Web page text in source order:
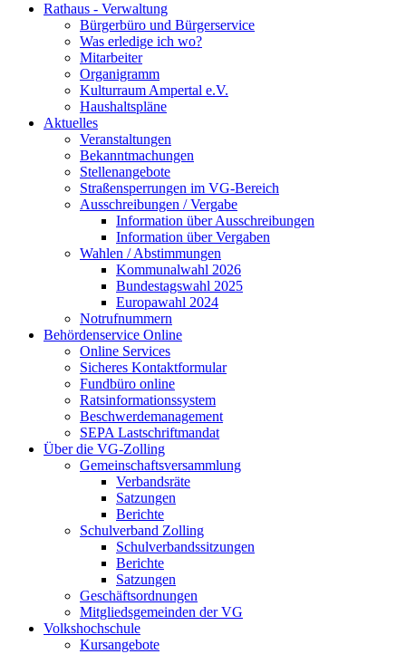
Rathaus - Verwaltung
Bürgerbüro und Bürgerservice
Was erledige ich wo?
Mitarbeiter
Organigramm
Kulturraum Ampertal e.V.
Haushaltspläne
Aktuelles
Veranstaltungen
Bekanntmachungen
Stellenangebote
Straßensperrungen im VG-Bereich
Ausschreibungen / Vergabe
Information über Ausschreibungen
Information über Vergaben
Wahlen / Abstimmungen
Kommunalwahl 2026
Bundestagswahl 2025
Europawahl 2024
Notrufnummern
Behördenservice Online
Online Services
Sicheres Kontaktformular
Fundbüro online
Ratsinformationssystem
Beschwerdemanagement
SEPA Lastschriftmandat
Über die VG-Zolling
Gemeinschaftsversammlung
Verbandsräte
Satzungen
Berichte
Schulverband Zolling
Schulverbandssitzungen
Berichte
Satzungen
Geschäftsordnungen
Mitgliedsgemeinden der VG
Volkshochschule
Kursangebote